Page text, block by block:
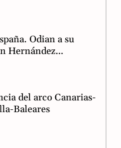
Odian a su
Hernández…
del arco Canarias-
Baleares